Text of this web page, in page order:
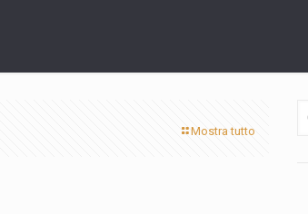
Mostra tutto